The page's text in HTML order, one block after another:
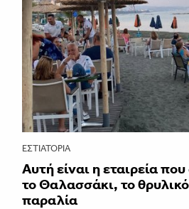
ΕΣΤΙΑΤΌΡΙΑ
Αυτή είναι η εταιρεία
το Θαλασσάκι, το
παραλία